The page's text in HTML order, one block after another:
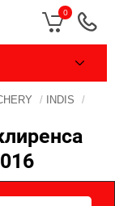
0
/ INDIS
/